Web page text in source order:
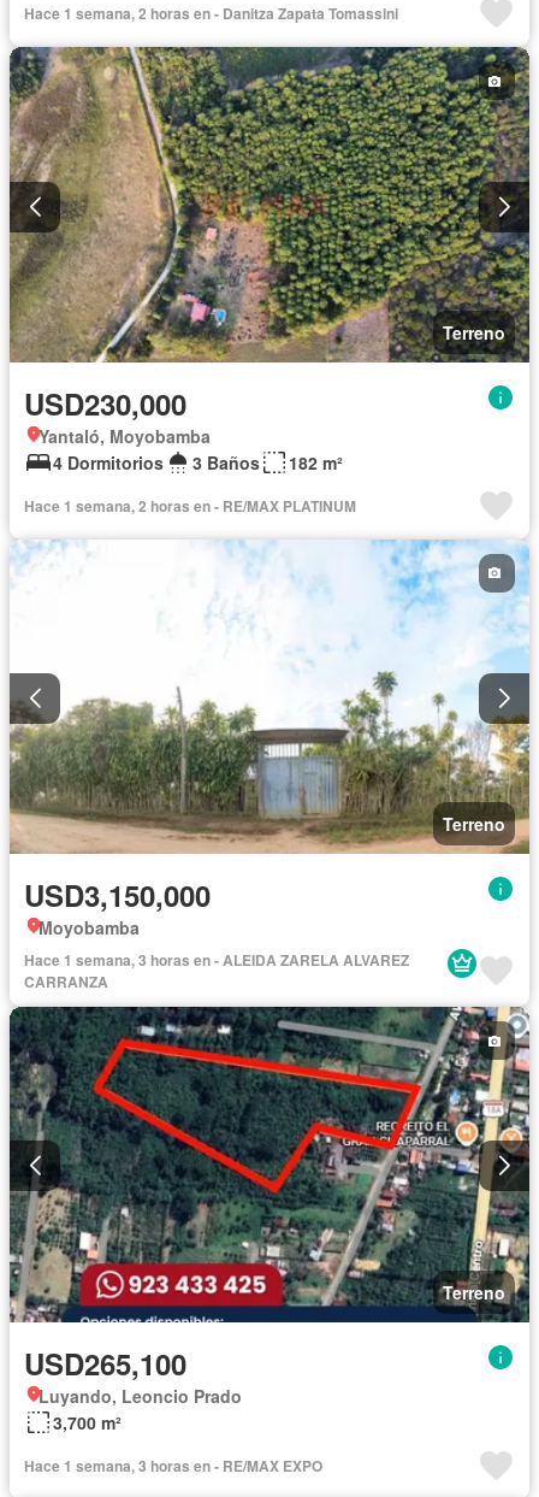
Hace 1 semana, 2 horas en - Danitza Zapata Tomassini
Terreno
USD230,000
Yantaló, Moyobamba
4 Dormitorios
3 Baños 182 m²
Hace 1 semana, 2 horas en - RE/MAX PLATINUM
Terreno
USD3,150,000
Moyobamba
Hace 1 semana, 3 horas en - ALEIDA ZARELA ALVAREZ
CARRANZA
Terreno
USD265,100
Luyando, Leoncio Prado
3,700 m²
Hace 1 semana, 3 horas en - RE/MAX EXPO